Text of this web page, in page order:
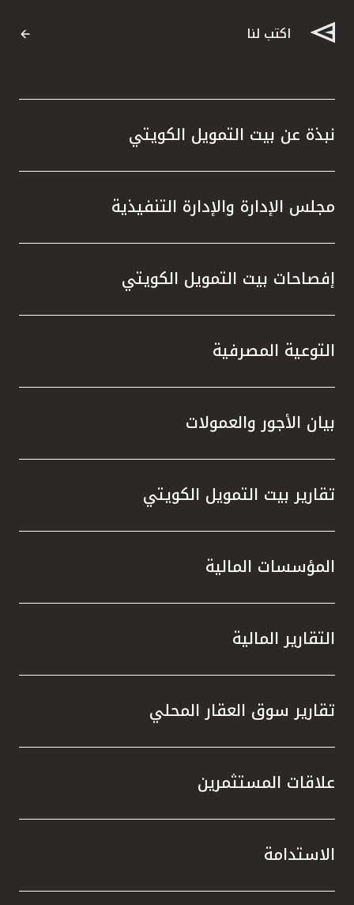
اكتب لنا
نبذة عن بيت التمويل الكويتي
مجلس الإدارة والإدارة التنفيذية
إفصاحات بيت التمويل الكويتي
التوعية المصرفية
بيان الأجور والعمولات
تقارير بيت التمويل الكويتي
المؤسسات المالية
التقارير المالية
تقارير سوق العقار المحلي
علاقات المستثمرين
الاستدامة